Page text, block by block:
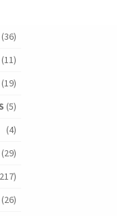
(36)
(11)
(19)
(5)
(4)
(29)
(26)